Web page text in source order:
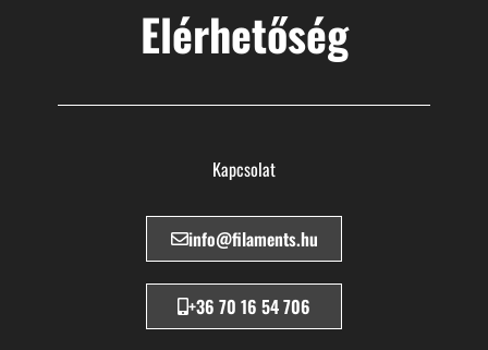
Elérhetőség
Kapcsolat
info@filaments.hu
+36 70 16 54 706